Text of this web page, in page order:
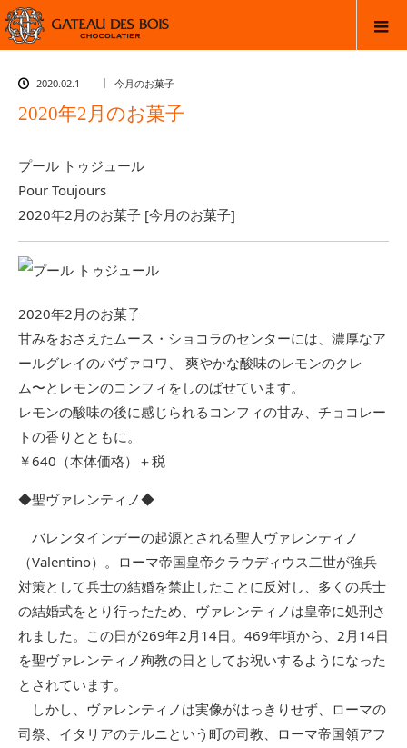
2020.02.1 今月のお菓子
2020年2月のお菓子
プール トゥジュール
Pour Toujours
2020年2月のお菓子 [今月のお菓子]
2020年2月のお菓子
甘みをおさえたムース・ショコラのセンターには、濃厚なア
ールグレイのバヴァロワ、 爽やかな酸味のレモンのクレ
ム〜とレモンのコンフィをしのばせています。
レモンの酸味の後に感じられるコンフィの甘み、チョコレー
トの香りとともに。
￥640（本体価格）＋税
◆聖ヴァレンティノ◆
バレンタインデーの起源とされる聖人ヴァレンティノ
（Valentino）。ローマ帝国皇帝クラウディウス二世が強兵
対策として兵士の結婚を禁止したことに反対し、多くの兵士
の結婚式をとり行ったため、ヴァレンティノは皇帝に処刑さ
れました。この日が269年2月14日。469年頃から、2月14日
を聖ヴァレンティノ殉教の日としてお祝いするようになった
とされています。
しかし、ヴァレンティノは実像がはっきりせず、ローマの
司祭、イタリアのテルニという町の司教、ローマ帝国領アフ